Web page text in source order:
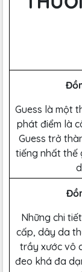
Guess là một
phát điểm là
Guess trở
tiếng nhất thế
Những chi
cấp, dây da
trầy xước vô
đeo khá đa